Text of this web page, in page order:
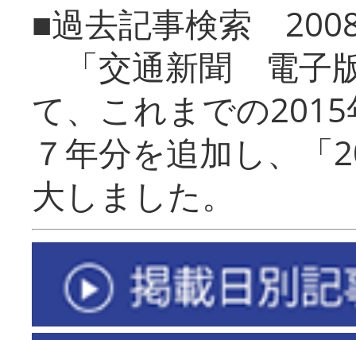
■過去記事検索
「交通新聞 電子
て、これまでの
７年分を追加し、「
大しまし